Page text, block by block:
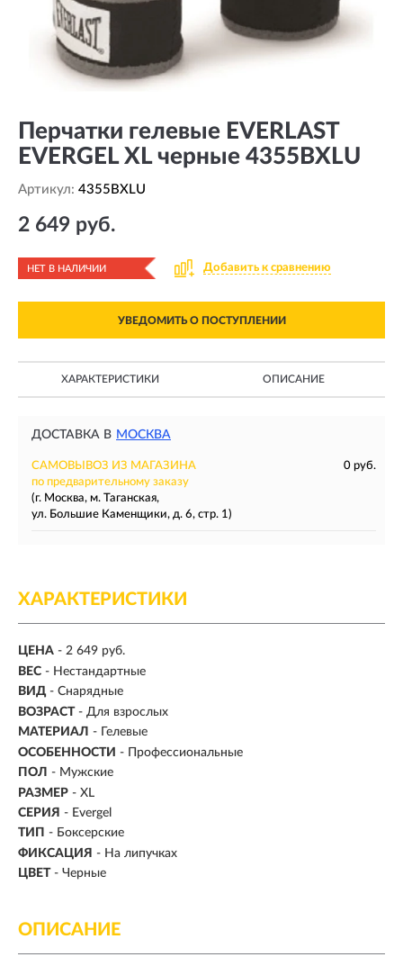
Перчатки гелевые EVERLAST
EVERGEL XL черные 4355BXLU
Артикул: 4355BXLU
2 649 руб.
НЕТ В НАЛИЧИИ Добавить к сравнению
УВЕДОМИТЬ О ПОСТУПЛЕНИИ
ХАРАКТЕРИСТИКИ ОПИСАНИЕ
ДОСТАВКА В МОСКВА
САМОВЫВОЗ ИЗ МАГАЗИНА
0 руб.
по предварительному заказу
(г. Москва, м. Таганская,
ул. Большие Каменщики, д. 6, стр. 1)
ХАРАКТЕРИСТИКИ
ЦЕНА - 2 649 руб.
ВЕС - Нестандартные
ВИД - Снарядные
ВОЗРАСТ - Для взрослых
МАТЕРИАЛ -
Гелевые
ОСОБЕННОСТИ - Профессиональные
ПОЛ - Мужские
РАЗМЕР - XL
СЕРИЯ - Evergel
ТИП - Боксерские
ФИКСАЦИЯ - На липучках
ЦВЕТ - Черные
ОПИСАНИЕ